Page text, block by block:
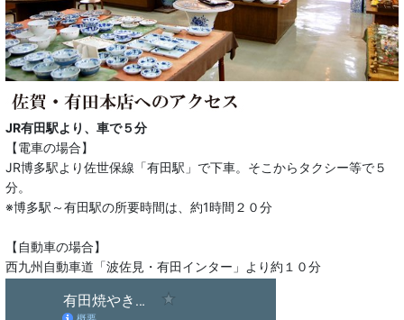
JR有田駅より、車で５分
【電車の場合】
JR博多駅より佐世保線「有田駅」で下車。そこからタクシー等で５
分。
※博多駅～有田駅の所要時間は、約1時間２０分
【自動車の場合】
西九州自動車道「波佐見・有田インター」より約１０分